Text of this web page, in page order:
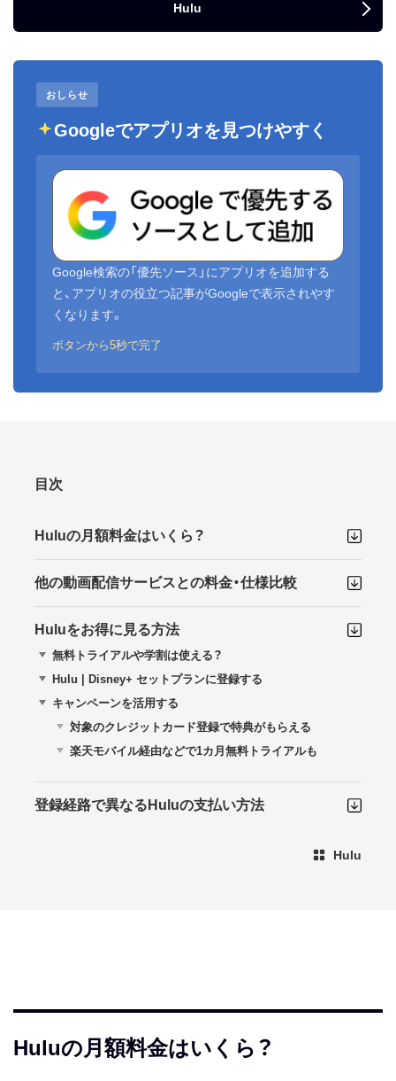
Hulu
おしらせ
Googleでアプリオを見つけやすく
Google検索の「優先ソース」にアプリオを追加する
と、アプリオの役立つ記事がGoogleで表示されやす
くなります。
ボタンから5秒で完了
目次
Huluの月額料金はいくら？
他の動画配信サービスとの料金・仕様比較
Huluをお得に見る方法
無料トライアルや学割は使える？
Hulu | Disney+ セットプランに登録する
キャンペーンを活用する
対象のクレジットカード登録で特典がもらえる
楽天モバイル経由などで1カ月無料トライアルも
登録経路で異なるHuluの支払い方法
Hulu
Huluの月額料金はいくら？